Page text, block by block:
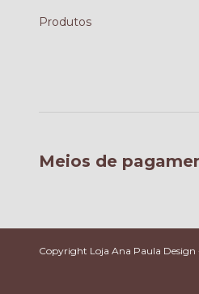
Produtos
Meios de
Copyright Loja Ana Paula Design